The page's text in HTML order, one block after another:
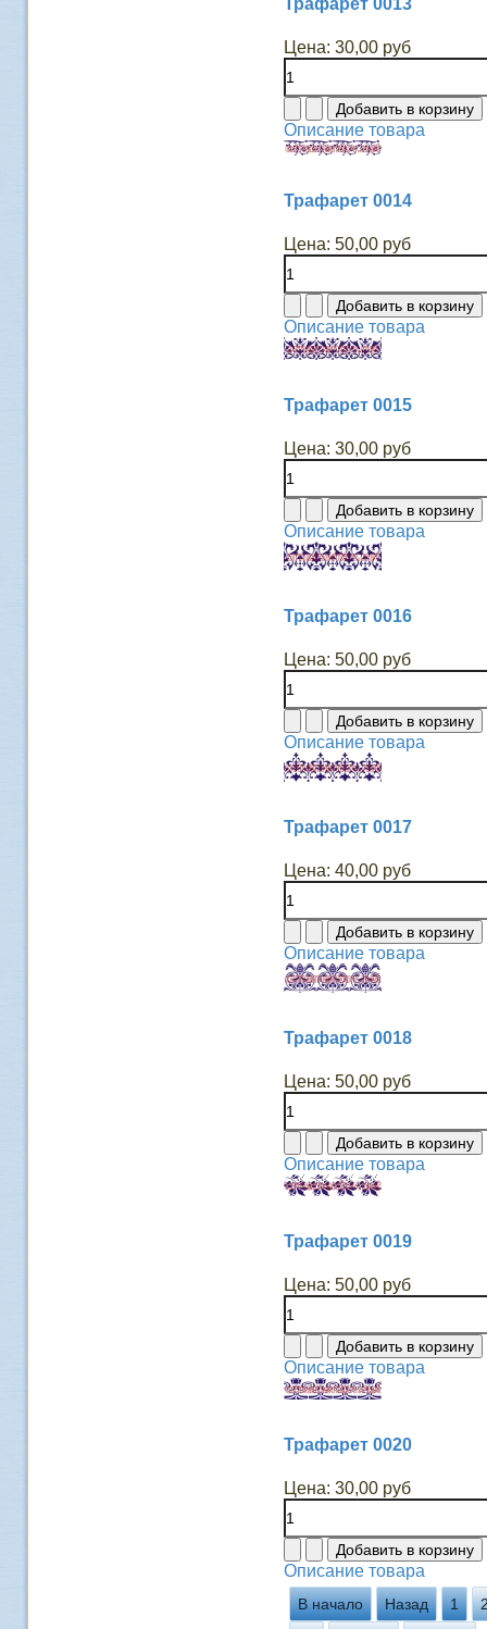
Трафарет 0013
Цена: 30,00 руб
Описание товара
Трафарет 0014
Цена: 50,00 руб
Описание товара
Трафарет 0015
Цена: 30,00 руб
Описание товара
Трафарет 0016
Цена: 50,00 руб
Описание товара
Трафарет 0017
Цена: 40,00 руб
Описание товара
Трафарет 0018
Цена: 50,00 руб
Описание товара
Трафарет 0019
Цена: 50,00 руб
Описание товара
Трафарет 0020
Цена: 30,00 руб
Описание товара
В начало Назад 1